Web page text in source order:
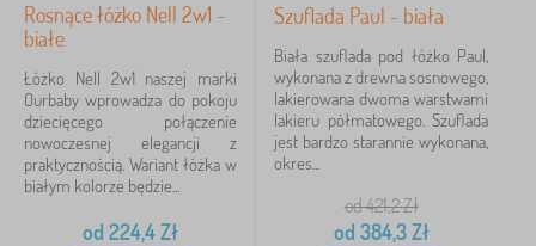
Rosnące łóżko Nell 2w1 -
białe
Łóżko Nell 2w1 naszej marki
Ourbaby wprowadza do pokoju
dziecięcego połączenie
nowoczesnej elegancji z
praktycznością. Wariant łóżka w
białym kolorze będzie...
od 224,4Zł
Szuflada Paul - biała
Biała szuflada pod łóżko Paul,
wykonana z drewna sosnowego,
lakierowana dwoma warstwami
lakieru półmatowego. Szuflada
jest bardzo starannie wykonana,
okres...
od 421,2Zł
od 384,3Zł